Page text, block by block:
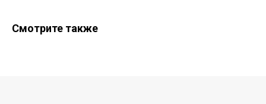
Смотрите также